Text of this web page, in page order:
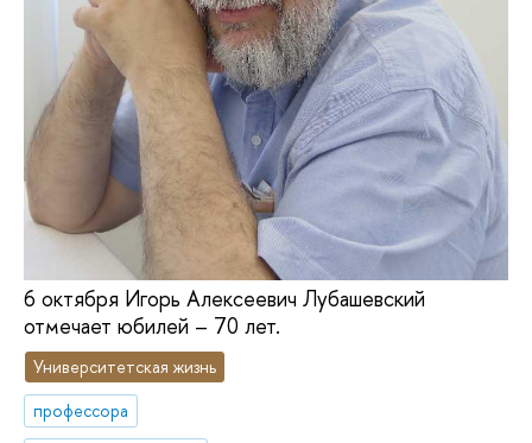
6 октября Игорь Алексеевич Лубашевский
отмечает юбилей – 70 лет.
Университетская жизнь
профессора